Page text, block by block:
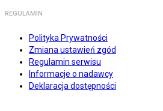
REGULAMIN
Polityka Prywatności
Zmiana ustawień zgód
Regulamin serwisu
Informacje o nadawcy
Deklaracja dostępności